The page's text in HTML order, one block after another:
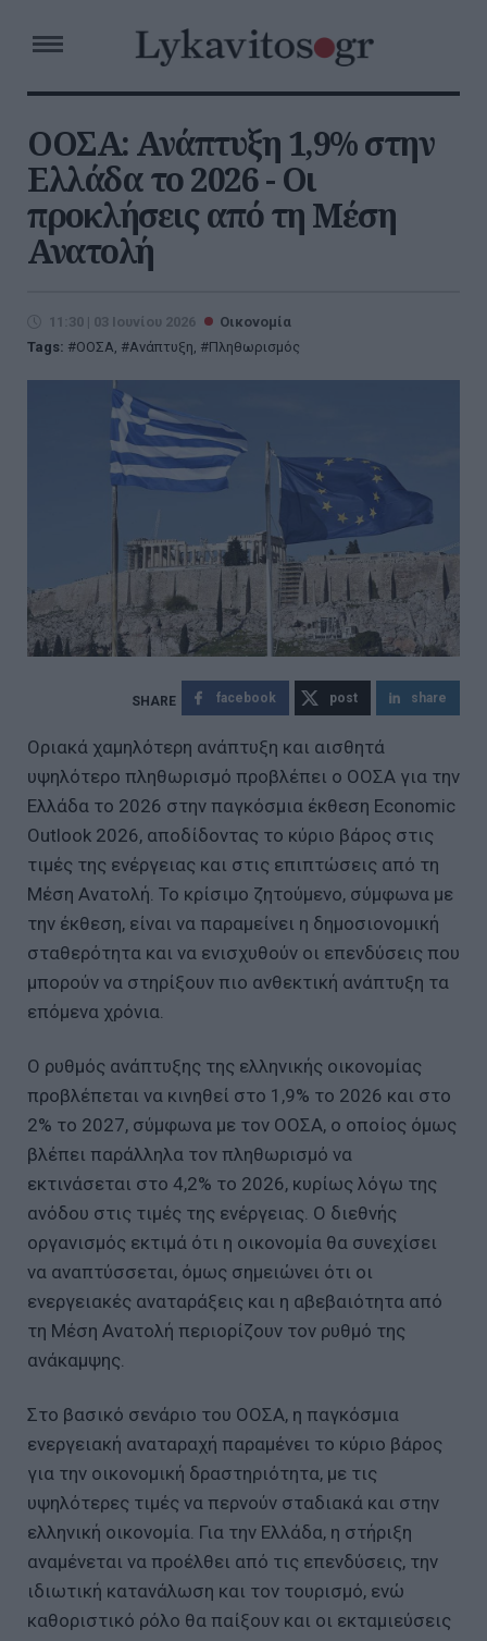
ΟΟΣΑ: Ανάπτυξη 1,9% στην
Ελλάδα το 2026 - Οι
προκλήσεις από τη Μέση
Ανατολή
11:30 | 03 Ιουνίου 2026
Οικονομία
Tags:
ΟΟΣΑ, Ανάπτυξη, Πληθωρισμός
facebook post share
Οριακά χαμηλότερη ανάπτυξη και αισθητά
υψηλότερο πληθωρισμό προβλέπει ο ΟΟΣΑ για την
Ελλάδα το 2026 στην παγκόσμια έκθεση Economic
Outlook 2026, αποδίδοντας το κύριο βάρος στις
τιμές της ενέργειας και στις επιπτώσεις από τη
Μέση Ανατολή. Το κρίσιμο ζητούμενο, σύμφωνα με
την έκθεση, είναι να παραμείνει η δημοσιονομική
σταθερότητα και να ενισχυθούν οι επενδύσεις που
μπορούν να στηρίξουν πιο ανθεκτική ανάπτυξη τα
επόμενα χρόνια.
Ο ρυθμός ανάπτυξης της ελληνικής οικονομίας
προβλέπεται να κινηθεί στο 1,9% το 2026 και στο
2% το 2027, σύμφωνα με τον ΟΟΣΑ, ο οποίος όμως
βλέπει παράλληλα τον πληθωρισμό να
εκτινάσεται στο 4,2% το 2026, κυρίως λόγω της
ανόδου στις τιμές της ενέργειας. Ο διεθνής
οργανισμός εκτιμά ότι η οικονομία θα συνεχίσει
να αναπτύσσεται, όμως σημειώνει ότι οι
ενεργειακές αναταράξεις και η αβεβαιότητα από
τη Μέση Ανατολή περιορίζουν τον ρυθμό της
ανάκαμψης.
Στο βασικό σενάριο του ΟΟΣΑ, η παγκόσμια
ενεργειακή αναταραχή παραμένει το κύριο βάρος
για την οικονομική δραστηριότητα, με τις
υψηλότερες τιμές να περνούν σταδιακά και στην
ελληνική οικονομία. Για την Ελλάδα, η στήριξη
αναμένεται να προέλθει από τις επενδύσεις, την
ιδιωτική κατανάλωση και τον τουρισμό, ενώ
καθοριστικό ρόλο θα παίξουν και οι εκταμιεύσεις